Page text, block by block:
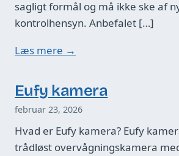
sagligt formål og må ikke ske af
kontrolhensyn. Anbefalet […]
Læs mere →
Eufy kamera
februar 23, 2026
Hvad er Eufy kamera? Eufy
trådløst overvågningskamera